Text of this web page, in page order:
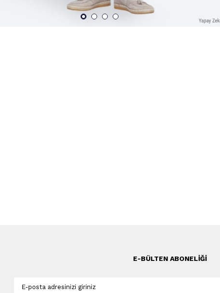
E-BÜLTEN ABONELIĞI